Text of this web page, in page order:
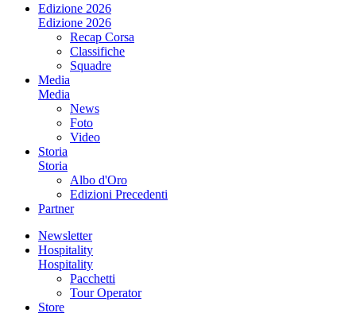
Edizione 2026
Edizione 2026
Recap Corsa
Classifiche
Squadre
Media
Media
News
Foto
Video
Storia
Storia
Albo d'Oro
Edizioni Precedenti
Partner
Newsletter
Hospitality
Hospitality
Pacchetti
Tour Operator
Store